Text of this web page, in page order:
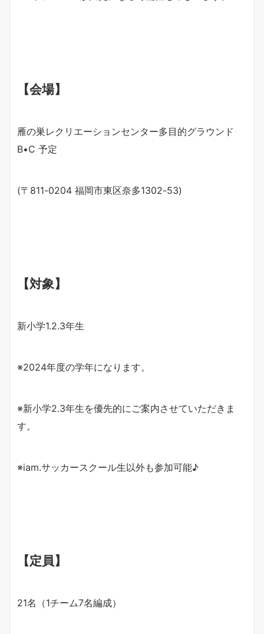
【会場】
雁の巣レクリエーションセンター多目的グラウンド
B•C 予定
(〒811-0204 福岡市東区奈多1302-53)
【対象】
新小学1.2.3年生
※2024年度の学年になります。
※新小学2.3年生を優先的にご案内させていただきま
す。
※iam.サッカースクール生以外も参加可能♪
【定員】
21名（1チーム7名編成）